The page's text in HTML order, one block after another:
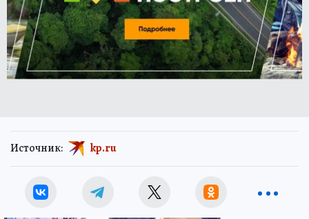
Источник: kp.ru